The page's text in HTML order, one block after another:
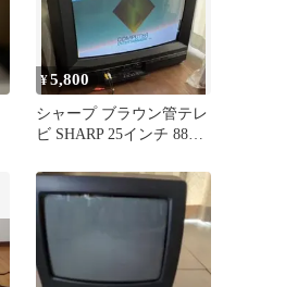
¥5,800
シャープ ブラウン管テレ
ビ SHARP 25インチ 88年